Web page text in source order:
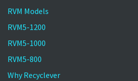
RVM Models
RVM5-1200
RVM5-1000
RVM5-800
Why Recyclever